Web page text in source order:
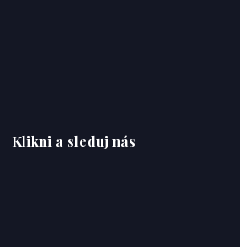
Klikni a sleduj nás